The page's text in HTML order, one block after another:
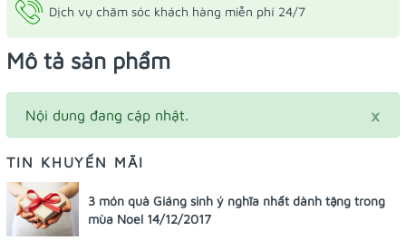
Dịch vụ chăm sóc khách hàng miễn phí 24/7
Mô tả sản phẩm
×
Nội dung đang cập nhật.
TIN KHUYẾN MÃI
3 món quà Giáng sinh ý nghĩa nhất dành tặng trong
mùa Noel 14/12/2017